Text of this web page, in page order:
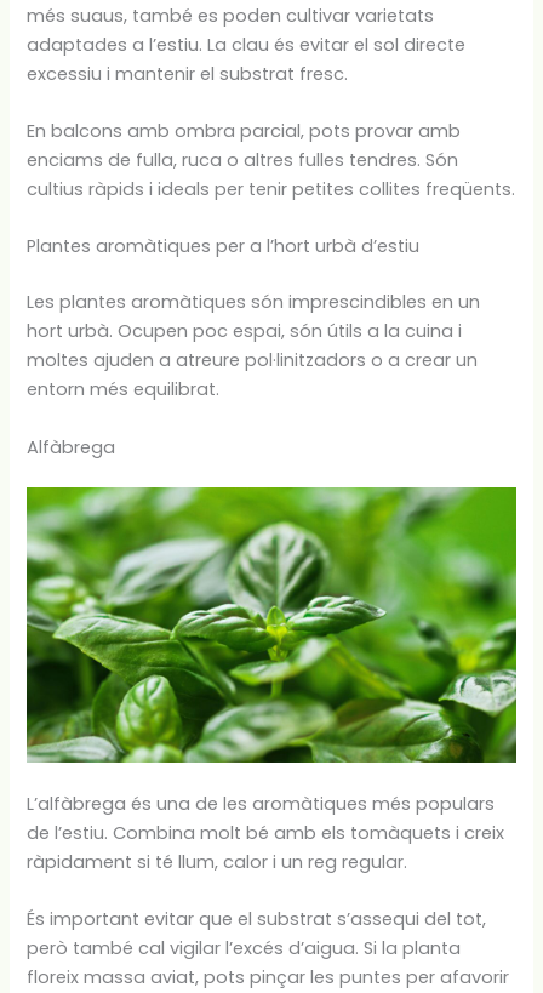
més suaus, també es poden cultivar varietats
adaptades a l’estiu. La clau és evitar el sol directe
excessiu i mantenir el substrat fresc.
En balcons amb ombra parcial, pots provar amb
enciams de fulla, ruca o altres fulles tendres. Són
cultius ràpids i ideals per tenir petites collites freqüents.
Plantes aromàtiques per a l’hort urbà d’estiu
Les plantes aromàtiques són imprescindibles en un
hort urbà. Ocupen poc espai, són útils a la cuina i
moltes ajuden a atreure pol·linitzadors o a crear un
entorn més equilibrat.
Alfàbrega
L’alfàbrega és una de les aromàtiques més populars
de l’estiu. Combina molt bé amb els tomàquets i creix
ràpidament si té llum, calor i un reg regular.
És important evitar que el substrat s’assequi del tot,
però també cal vigilar l’excés d’aigua. Si la planta
floreix massa aviat, pots pinçar les puntes per afavorir